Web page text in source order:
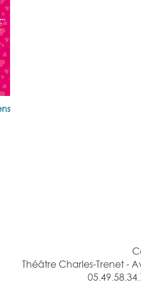
Théâtre Charles-Trenet -